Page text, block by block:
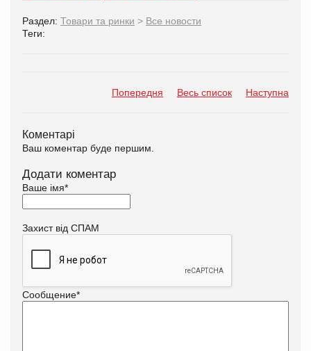
Раздел: Товари та ринки > Все новости
Теги:
Попередня Весь список Наступна
Коментарі
Ваш коментар буде першим.
Додати коментар
Ваше імя*
Захист від СПАМ
Сообщение*